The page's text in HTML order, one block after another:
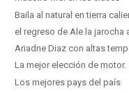
Baila al natural en tierra
el regreso de Ale la jarocha
Ariadne Diaz con altas
La mejor elección de motor.
Los mejores pays del país